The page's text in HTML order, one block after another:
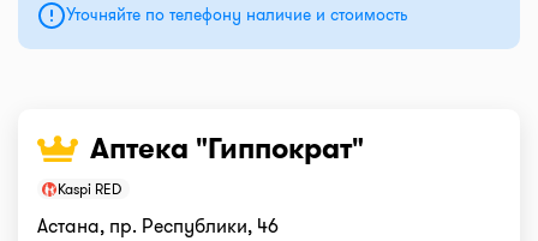
Уточняйте по телефону наличие и стоимость
Аптека "Гиппократ"
Kaspi RED
Астана, пр. Республики, 46